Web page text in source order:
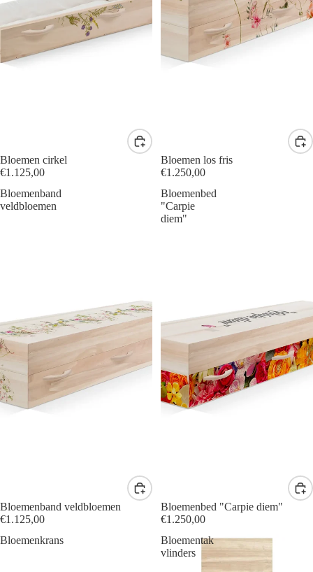
Bloemen cirkel
€1.125,00
Bloemen los fris
€1.250,00
Bloemenband
veldbloemen
Bloemenband veldbloemen
€1.125,00
Bloemenbed
"Carpie
diem"
Bloemenbed "Carpie diem"
€1.250,00
Bloemenkrans
Bloementak
vlinders